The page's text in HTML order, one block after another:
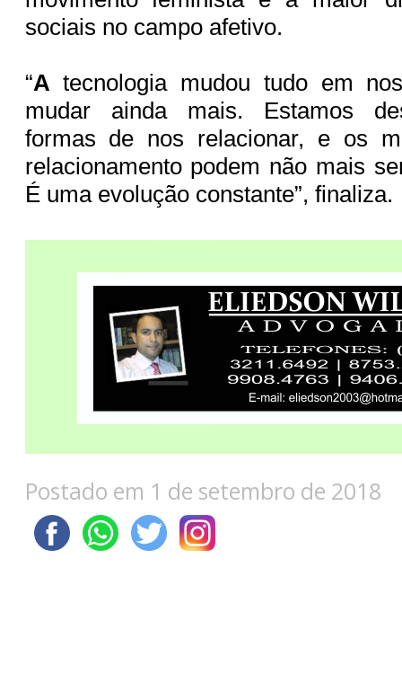
sociais no campo afetivo.
“A tecnologia mudou tudo em
mudar ainda mais. Estamos
formas de nos relacionar, e os
relacionamento podem não mais
É uma evolução constante”, finaliza.
Postado em 1 de setembro de 2018